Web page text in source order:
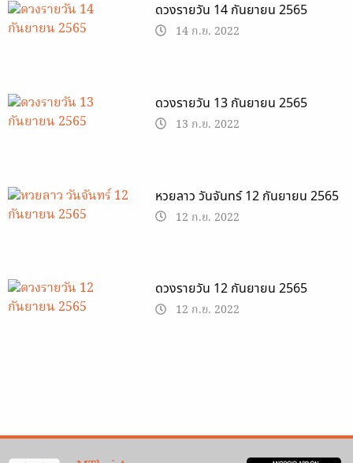
ดวงรายวัน 14 กันยายน 2565
14 ก.ย. 2022
ดวงรายวัน 13 กันยายน 2565
13 ก.ย. 2022
หวยลาว วันจันทร์ 12 กันยายน 2565
12 ก.ย. 2022
ดวงรายวัน 12 กันยายน 2565
12 ก.ย. 2022